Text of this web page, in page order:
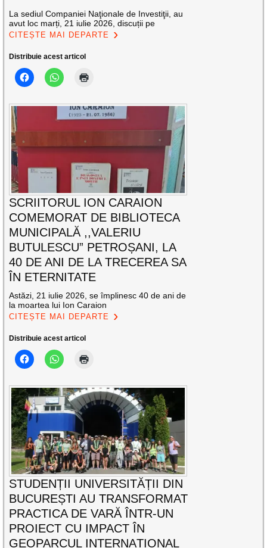
La sediul Companiei Naţionale de Investiţii, au
avut loc marți, 21 iulie 2026, discuții pe
CITEȘTE MAI DEPARTE
Distribuie acest articol
SCRIITORUL ION CARAION
COMEMORAT DE BIBLIOTECA
MUNICIPALĂ ,,VALERIU
BUTULESCU” PETROȘANI, LA
40 DE ANI DE LA TRECEREA SA
ÎN ETERNITATE
Astăzi, 21 iulie 2026, se împlinesc 40 de ani de
la moartea lui Ion Caraion
CITEȘTE MAI DEPARTE
Distribuie acest articol
STUDENȚII UNIVERSITĂȚII DIN
BUCUREȘTI AU TRANSFORMAT
PRACTICA DE VARĂ ÎNTR-UN
PROIECT CU IMPACT ÎN
GEOPARCUL INTERNAȚIONAL